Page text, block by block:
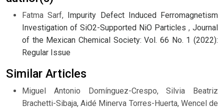
Fatma Sarf, Impurity Defect Induced Ferromagnetism
Investigation of SiO2-Supported NiO Particles , Journal
of the Mexican Chemical Society: Vol. 66 No. 1 (2022):
Regular Issue
Similar Articles
Miguel Antonio Domínguez-Crespo, Silvia Beatriz
Brachetti-Sibaja, Aidé Minerva Torres-Huerta, Wencel de